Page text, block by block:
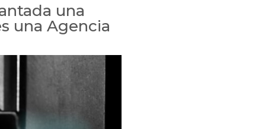
una
una Agencia